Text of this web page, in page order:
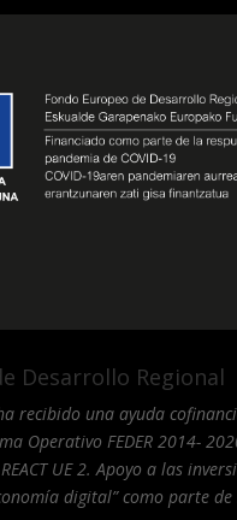
Desarrollo Regional
recibido una ayuda
Operativo FEDER 2014-
UE 2. Apoyo a las
digital” como parte